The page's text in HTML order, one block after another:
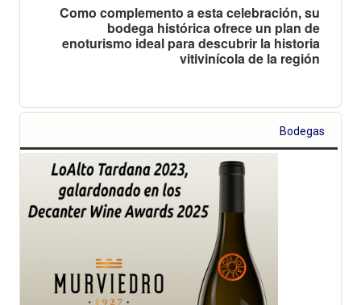
Como complemento a esta celebración, su
bodega histórica ofrece un plan de
enoturismo ideal para descubrir la historia
vitivinícola de la región
Bodegas